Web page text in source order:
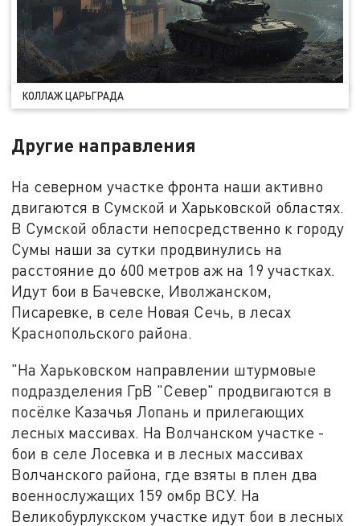
КОЛЛАЖ ЦАРЬГРАДА
Другие направления
На северном участке фронта наши активно
двигаются в Сумской и Харьковской областях.
В Сумской области непосредственно к городу
Сумы наши за сутки продвинулись на
расстояние до 600 метров аж на 19 участках.
Идут бои в Бачевске, Иволжанском,
Писаревке, в селе Новая Сечь, в лесах
Краснопольского района.
"На Харьковском направлении штурмовые
подразделения ГрВ "Север" продвигаются в
посёлке Казачья Лопань и прилегающих
лесных массивах. На Волчанском участке -
бои в селе Лосевка и в лесных массивах
Волчанского района, где взяты в плен два
военнослужащих 159 омбр ВСУ. На
Великобурлукском участке идут бои в лесных